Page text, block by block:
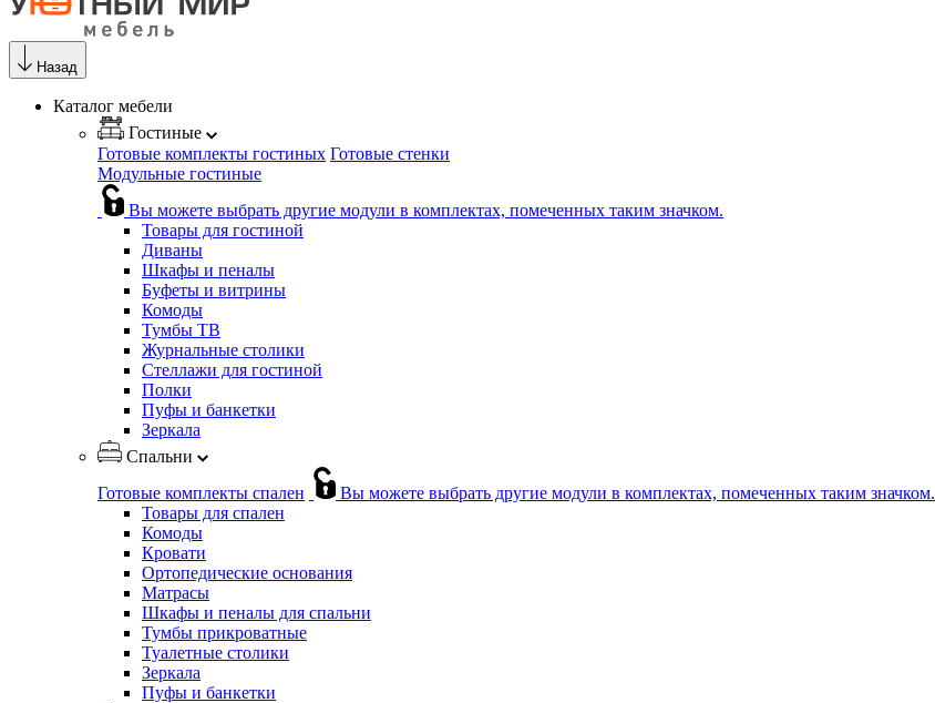
Назад
Каталог мебели
Гостиные
Готовые комплекты гостиных Готовые стенки
Модульные гостиные
Вы можете выбрать другие модули в комплектах, помеченных таким значком.
Товары для гостиной
Диваны
Шкафы и пеналы
Буфеты и витрины
Комоды
Тумбы ТВ
Журнальные столики
Стеллажи для гостиной
Полки
Пуфы и банкетки
Зеркала
Спальни
Готовые комплекты спален
Вы можете выбрать другие модули в комплектах, помеченных таким значком.
Товары для спален
Комоды
Кровати
Ортопедические основания
Матрасы
Шкафы и пеналы для спальни
Тумбы прикроватные
Туалетные столики
Зеркала
Пуфы и банкетки